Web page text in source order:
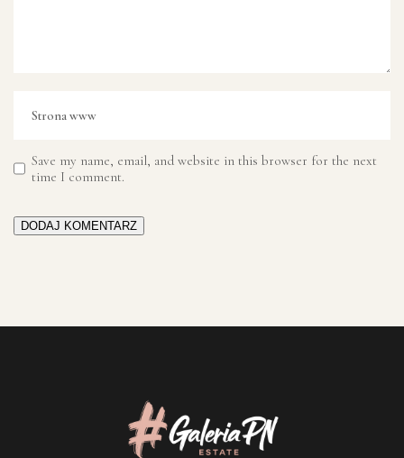
Save my name, email, and website in this browser for the next
time I comment.
DODAJ KOMENTARZ